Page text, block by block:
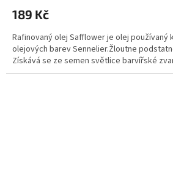
189 Kč
Rafinovaný olej Safflower je olej
olejových barev Sennelier.Žloutne
Získává se ze semen světlice barvířské